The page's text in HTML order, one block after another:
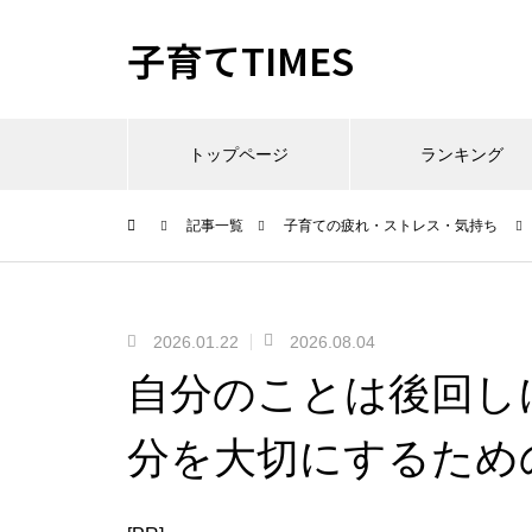
子育てTIMES
トップページ ランキング
記事一覧 子育ての疲れ・ストレス・気持ち
2026.01.22 2026.08.04
自分のことは後回
分を大切にするた